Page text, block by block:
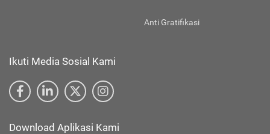
Anti Gratifikasi
Ikuti Media Sosial Kami
Download Aplikasi Kami